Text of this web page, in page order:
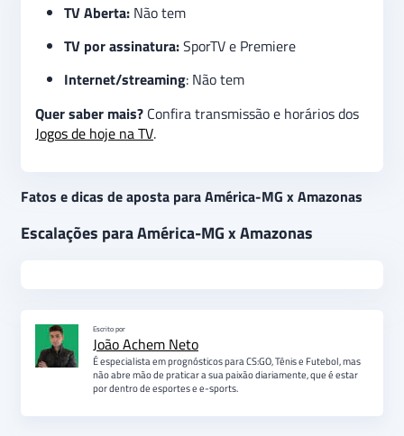
TV Aberta: Não tem
TV por assinatura:SporTV e Premiere
Internet/streaming: Não tem
Quer saber mais? Confira transmissão e horários dos
Jogos de hoje na TV.
Fatos e dicas de aposta para América-MG x Amazonas
Escalações para América-MG x Amazonas
Escrito por
João Achem Neto
É especialista em prognósticos para CS:GO, Tênis e Futebol, mas
não abre mão de praticar a sua paixão diariamente, que é estar
por dentro de esportes e e-sports.